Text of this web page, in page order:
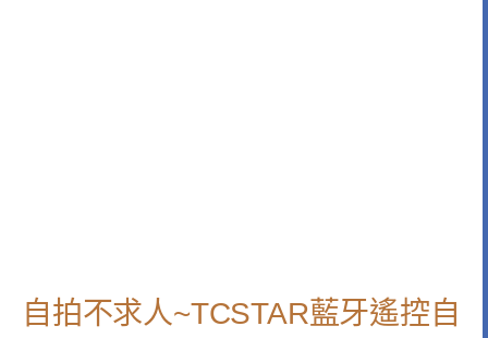
自拍不求人~TCSTAR藍牙遙控自